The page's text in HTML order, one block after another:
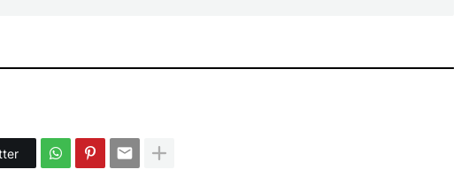
"tabelayên
bû ferman; karkerên